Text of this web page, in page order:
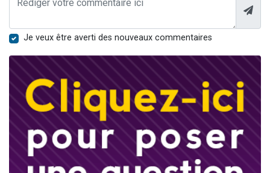
Je veux être averti des nouveaux commentaires